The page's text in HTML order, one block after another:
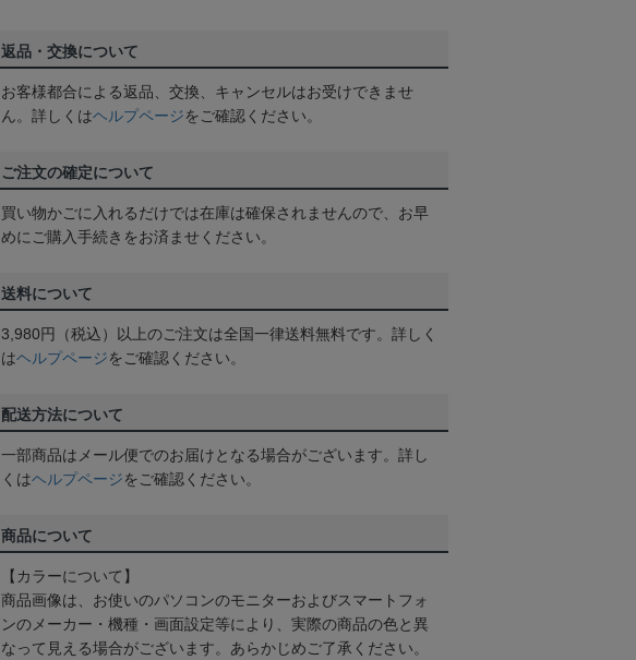
返品・交換について
お客様都合による返品、交換、キャンセルはお受けできませ
ん。詳しくはヘルプページをご確認ください。
ご注文の確定について
買い物かごに入れるだけでは在庫は確保されませんので、お早
めにご購入手続きをお済ませください。
送料について
3,980円（税込）以上のご注文は全国一律送料無料です。詳しく
はヘルプページをご確認ください。
配送方法について
一部商品はメール便でのお届けとなる場合がございます。詳し
くはヘルプページをご確認ください。
商品について
【カラーについて】
商品画像は、お使いのパソコンのモニターおよびスマートフォ
ンのメーカー・機種・画面設定等により、実際の商品の色と異
なって見える場合がございます。あらかじめご了承ください。